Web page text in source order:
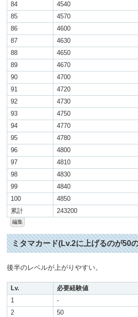
84 4540
85
4570
86
4600
87
4630
88
4650
89
4670
90
4700
91
4720
92
4730
93
4750
94
4770
95
4780
96
4800
97
4810
98
4830
99
4840
100
4850
累計
243200
編集
ミタマカード(Lv.2に上げるのが50
後半のレベルが上がりやすい。
Lv. 必要経験値
1
-
2
50